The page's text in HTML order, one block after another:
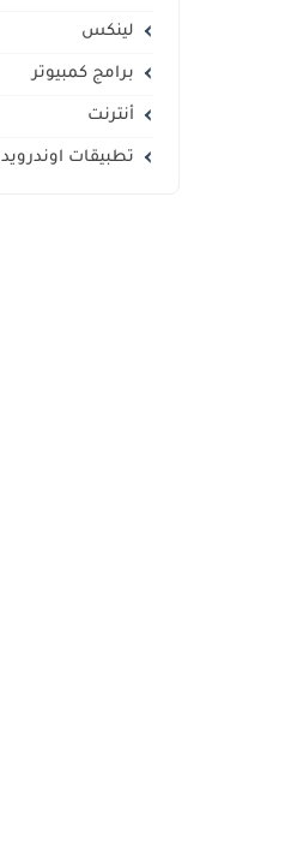
لينكس
برامج كمبيوتر
أنترنت
تطبيقات اوندرويد